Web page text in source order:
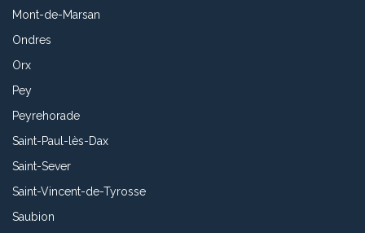
Mont-de-Marsan
Ondres
Orx
Pey
Peyrehorade
Saint-Paul-lès-Dax
Saint-Sever
Saint-Vincent-de-Tyrosse
Saubion